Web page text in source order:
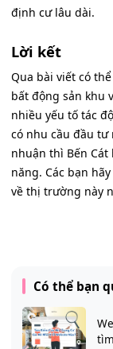
định cư lâu dài.
Lời kết
Qua bài viết có
bất động sản khu
nhiều yếu tố tác
có nhu cầu đầu tư
nhuận thì Bến
năng. Các bạn
về thị trường này
Có thể bạn